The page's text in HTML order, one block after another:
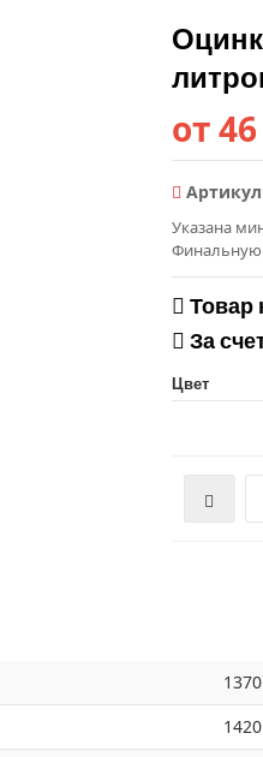
от
Указана
Финальную
Товар
За
Цвет
1370
1420